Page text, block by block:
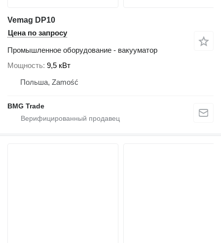
Vemag DP10
Цена по запросу
Промышленное оборудование - вакууматор
Мощность 9,5 кВт
Польша, Zamość
BMG Trade